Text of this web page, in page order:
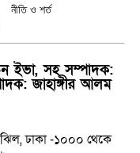
নীতি ও শর্ত
ইভা, সহ সম্পাদক:
জাহাঙ্গীর আলম
ঢাকা -১০০০ থেকে